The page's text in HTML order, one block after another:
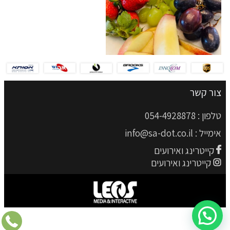
צור קשר
טלפון : 054-4928878
אימייל : info@sa-dot.co.il
קייטרינג ואירועים
קייטרינג ואירועים